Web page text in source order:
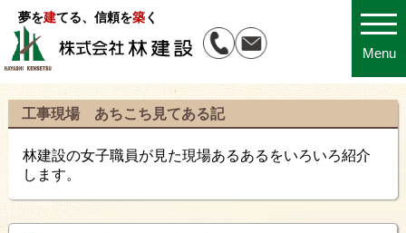
Menu
夢を建てる、信頼を築く
工事現場 あちこち見てある記
林建設の女子職員が見た現場あるあるをいろいろ紹介
します。